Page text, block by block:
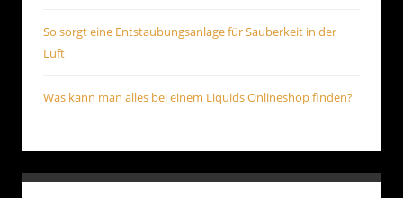
So sorgt eine Entstaubungsanlage für Sauberkeit in der
Luft
Was kann man alles bei einem Liquids Onlineshop finden?